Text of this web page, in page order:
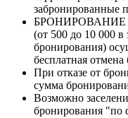
забронированные
БРОНИРОВАНИЕ
(от 500 до 10 000 в
бронирования)
бесплатная
При отказе от
сумма
Возможно
бронирования "по